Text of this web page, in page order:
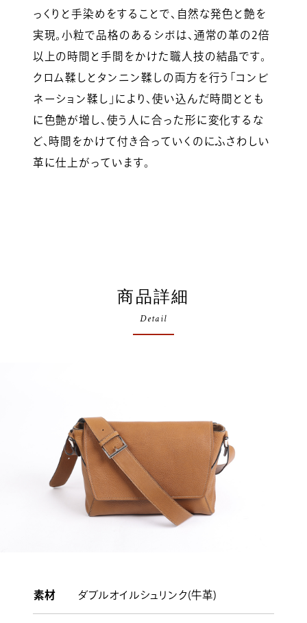
っくりと手染めをすることで、自然な発色と艶を
実現。小粒で品格のあるシボは、通常の革の2倍
以上の時間と手間をかけた職人技の結晶です。
クロム鞣しとタンニン鞣しの両方を行う「コンビ
ネーション鞣し」により、使い込んだ時間ととも
に色艶が増し、使う人に合った形に変化するな
ど、時間をかけて付き合っていくのにふさわしい
革に仕上がっています。
商品詳細
Detail
素材 ダブルオイルシュリンク(牛革)